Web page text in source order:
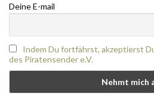
Deine E-mail
Indem Du fortfährst, akzeptierst
des Piratensender e.V.